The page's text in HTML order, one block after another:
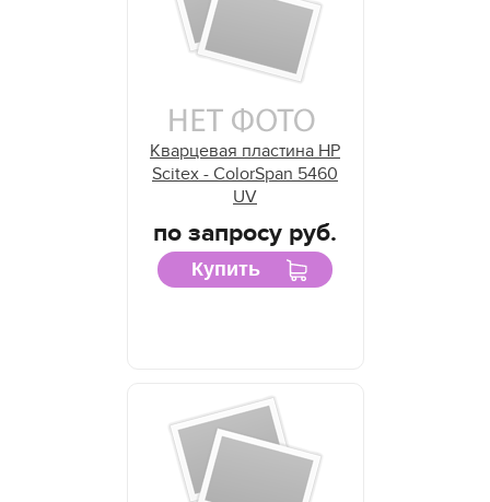
Кварцевая пластина HP
Scitex - ColorSpan 5460
UV
по запросу руб.
Купить